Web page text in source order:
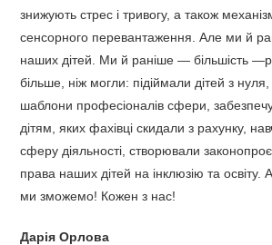
знижують стрес і тривогу, а також
сенсорного перевантаження. Але ми й
наших дітей. Ми й раніше — більшість
більше, ніж могли: підіймали дітей з
шаблони професіоналів сфери,
дітям, яких фахівці скидали з рахунку,
сферу діяльності, створювали
права наших дітей на інклюзію та освіту.
ми зможемо! Кожен з нас!
Дарія Орлова